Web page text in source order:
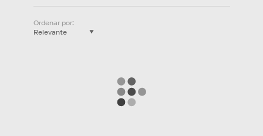
Ordenar por: